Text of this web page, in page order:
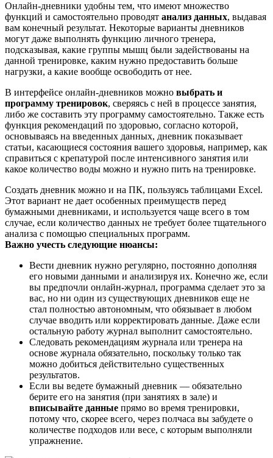
Онлайн-дневники удобны тем, что имеют множество
функций и самостоятельно проводят анализ данных, выдавая
вам конечный результат. Некоторые варианты дневников
могут даже выполнять функцию личного тренера,
подсказывая, какие группы мышц были задействованы на
данной тренировке, каким нужно предоставить больше
нагрузки, а какие вообще освободить от нее.
В интерфейсе онлайн-дневников можно выбрать и
программу тренировок, сверяясь с ней в процессе занятия,
либо же составить эту программу самостоятельно. Также есть
функция рекомендаций по здоровью, согласно которой,
основываясь на введенных данных, дневник показывает
статьи, касающиеся состояния вашего здоровья, например, как
справиться с крепатурой после интенсивного занятия или
какое количество воды можно и нужно пить на тренировке.
Создать дневник можно и на ПК, пользуясь таблицами Excel.
Этот вариант не дает особенных преимуществ перед
бумажными дневниками, и используется чаще всего в том
случае, если количество данных не требует более тщательного
анализа с помощью специальных программ.
Важно учесть следующие нюансы:
Вести дневник нужно регулярно, постоянно дополняя
его новыми данными и анализируя их. Конечно же, если
вы предпочли онлайн-журнал, программа сделает это за
вас, но ни один из существующих дневников еще не
стал полностью автономным, что обязывает в любом
случае вводить или корректировать данные. Даже если
остальную работу журнал выполнит самостоятельно.
Следовать рекомендациям журнала или тренера на
основе журнала обязательно, поскольку только так
можно добиться действительно существенных
результатов.
Если вы ведете бумажный дневник — обязательно
берите его на занятия (при занятиях в зале) и
вписывайте данные прямо во время тренировки,
потому что, скорее всего, через полчаса вы забудете о
количестве подходов или весе, с которым выполняли
упражнение.